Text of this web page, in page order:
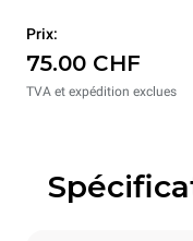
Prix:
75.00 CHF
TVA et expédition exclues